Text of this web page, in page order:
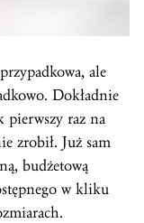
ale
Dokładnie
pierwszy raz na
zrobił. Już sam
budżetową
w kliku